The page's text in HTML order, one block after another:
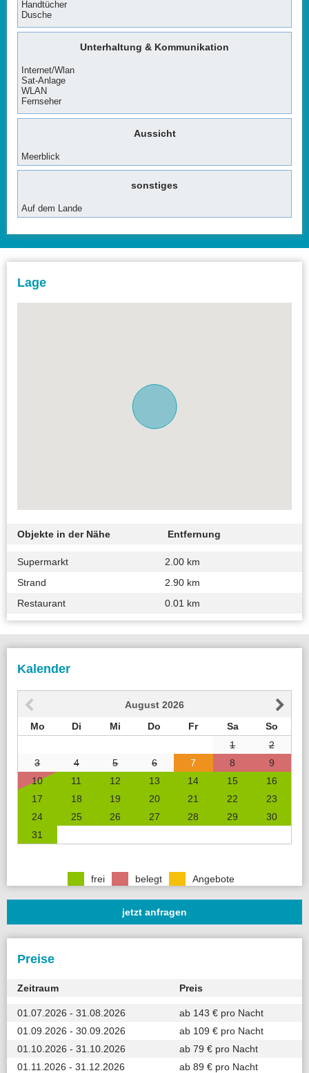
Handtücher
Dusche
Unterhaltung & Kommunikation
Internet/Wlan
Sat-Anlage
WLAN
Fernseher
Aussicht
Meerblick
sonstiges
Auf dem Lande
Lage
Objekte in der Nähe Entfernung
Supermarkt
2.00 km
Strand
2.90 km
Restaurant
0.01 km
Kalender
August 2026
Mo
Di Mi Do Fr Sa
So
1
2
3
4 5 6 7 8
9
10
11 12 13 14 15
16
17
18 19 20 21 22
23
24
25 26 27 28 29
30
31
frei belegt Angebote
jetzt anfragen
Preise
Zeitraum Preis
01.07.2026 - 31.08.2026
ab 143 € pro Nacht
01.09.2026 - 30.09.2026
ab 109 € pro Nacht
01.10.2026 - 31.10.2026
ab 79 € pro Nacht
01.11.2026 - 31.12.2026
ab 89 € pro Nacht